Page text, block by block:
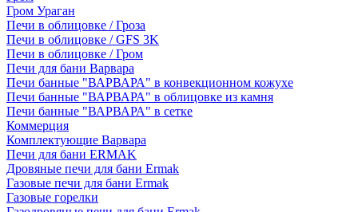
Гром Ураган
Печи в облицовке / Гроза
Печи в облицовке / GFS 3K
Печи в облицовке / Гром
Печи для бани Варвара
Печи банные "ВАРВАРА" в конвекционном кожухе
Печи банные "ВАРВАРА" в облицовке из камня
Печи банные "ВАРВАРА" в сетке
Коммерция
Комплектующие Варвара
Печи для бани ERMAK
Дровяные печи для бани Ermak
Газовые печи для бани Ermak
Газовые горелки